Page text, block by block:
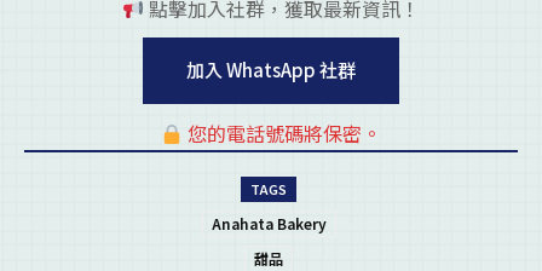
點擊加入社群，獲取最新資訊！
加入 WhatsApp 社群
您的電話號碼將保密。
TAGS
Anahata Bakery
甜品